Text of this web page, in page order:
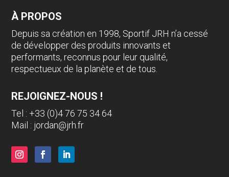
À PROPOS
Depuis sa création en 1998, Sportif JRH n’a cessé
de développer des produits innovants et
performants, reconnus pour leur qualité,
respectueux de la planète et de tous.
REJOIGNEZ-NOUS !
Tel : +33 (0)4 76 75 34 64
Mail : jordan@jrh.fr